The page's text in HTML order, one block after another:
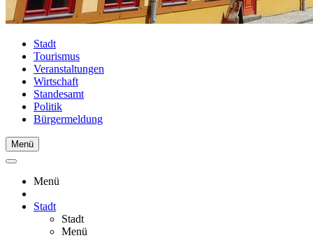
Stadt
Tourismus
Veranstaltungen
Wirtschaft
Standesamt
Politik
Bürgermeldung
Menü
Menü
Stadt
Stadt
Menü